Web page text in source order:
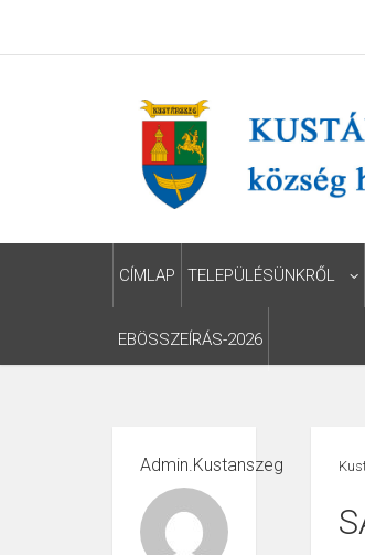
CÍMLAP TELEPÜLÉSÜNKRŐL
EBÖSSZEÍRÁS-2026
Admin.kustanszeg